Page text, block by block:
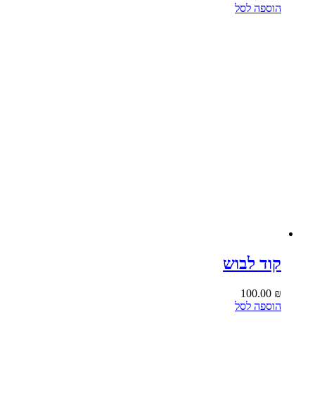
הוספה לסל
קוד לבוש
100.00 ₪
הוספה לסל